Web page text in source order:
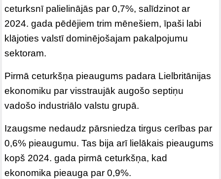
ceturksnī palielinājās par 0,7%, salīdzinot ar
2024. gada pēdējiem trim mēnešiem, īpaši labi
klājoties valstī dominējošajam pakalpojumu
sektoram.
Pirmā ceturkšņa pieaugums padara Lielbritānijas
ekonomiku par visstraujāk augošo septiņu
vadošo industriālo valstu grupā.
Izaugsme nedaudz pārsniedza tirgus cerības par
0,6% pieaugumu. Tas bija arī lielākais pieaugums
kopš 2024. gada pirmā ceturkšņa, kad
ekonomika pieauga par 0,9%.